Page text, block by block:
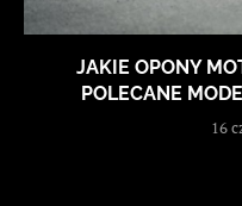
JAKIE OPONY
POLECANE
16